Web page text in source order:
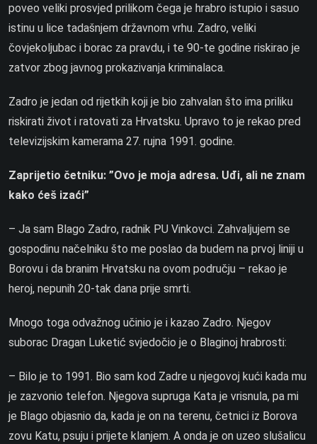
poveo veliki prosvjed prilikom čega je hrabro istupio i sasuo
istinu u lice tadašnjem državnom vrhu. Zadro, veliki
čovjekoljubac i borac za pravdu, i te 90-te godine riskirao je
zatvor zbog javnog prokazivanja kriminalaca.
Zadro je jedan od rijetkih koji je bio zahvalan što ima priliku
riskirati život i ratovati za Hrvatsku. Upravo to je rekao pred
televizijskim kamerama 27. rujna 1991. godine.
Zaprijetio četniku: ”Ovo je moja adresa. Uđi, ali ne znam
kako ćeš izaći”
– Ja sam Blago Zadro, radnik PU Vinkovci. Zahvaljujem se
gospodinu načelniku što me poslao da budem na prvoj liniji u
Borovu i da branim Hrvatsku na ovom području – rekao je
heroj, nepunih 20-tak dana prije smrti.
Mnogo toga odvažnog učinio je i kazao Zadro. Njegov
suborac Dragan Luketić svjedočio je o Blaginoj hrabrosti:
– Bilo je to 1991. Bio sam kod Zadre u njegovoj kući kada mu
je zazvonio telefon. Njegova supruga Kata je vrisnula, pa mi
je Blago objasnio da, kada je on na terenu, četnici iz Borova
zovu Katu, psuju i prijete klanjem. A onda je on uzeo slušalicu